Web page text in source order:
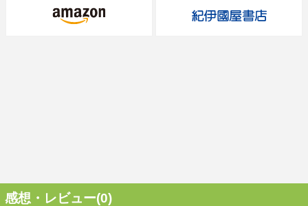
感想・レビュー(0)